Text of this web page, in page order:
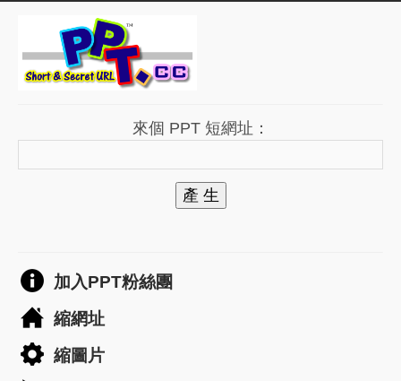
來個 PPT 短網址：
產 生
加入PPT粉絲團
縮網址
縮圖片